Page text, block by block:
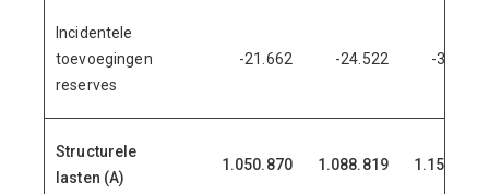
Incidentele
toevoegingen
reserves
-21.662 -24.522 -31.008
Structurele
lasten (A)
1.050.870 1.088.819 1.154.483